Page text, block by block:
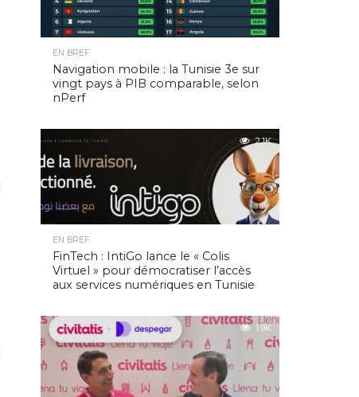
EN BREF
Navigation mobile : la Tunisie 3e sur
vingt pays à PIB comparable, selon
nPerf
2.1K
EN BREF
FinTech : IntiGo lance le « Colis
Virtuel » pour démocratiser l’accès
aux services numériques en Tunisie
1.9K